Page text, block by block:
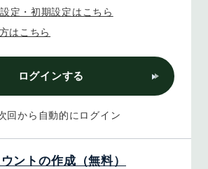
定・初期設定はこちら
はこちら
ログインする
回から自動的にログイン
ントの作成（無料）